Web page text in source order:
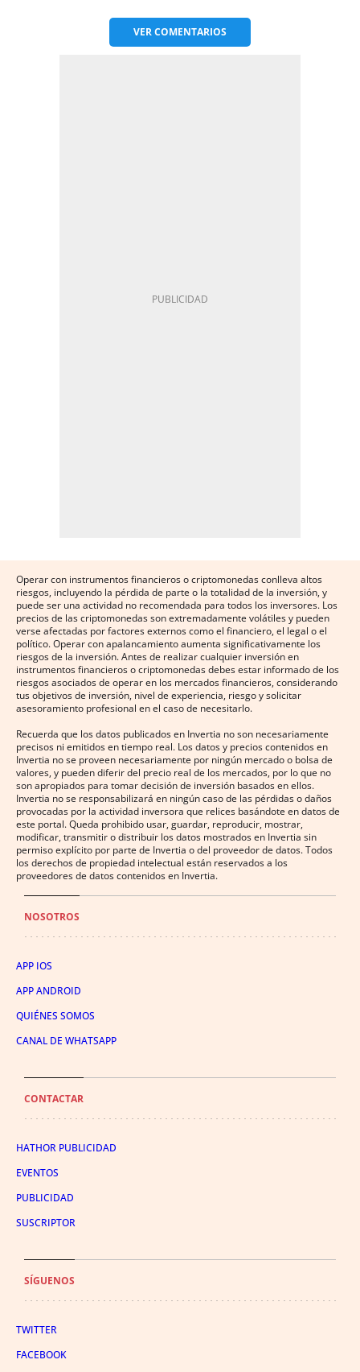
VERCOMENTARIOS
Operar con instrumentos financieros o criptomonedas conlleva altos
riesgos, incluyendo la pérdida de parte o la totalidad de la inversión, y
puede ser una actividad no recomendada para todos los inversores. Los
precios de las criptomonedas son extremadamente volátiles y pueden
verse afectadas por factores externos como el financiero, el legal o el
político. Operar con apalancamiento aumenta significativamente los
riesgos de la inversión. Antes de realizar cualquier inversión en
instrumentos financieros o criptomonedas debes estar informado de los
riesgos asociados de operar en los mercados financieros, considerando
tus objetivos de inversión, nivel de experiencia, riesgo y solicitar
asesoramiento profesional en el caso de necesitarlo.
Recuerda que los datos publicados en Invertia no son necesariamente
precisos ni emitidos en tiempo real. Los datos y precios contenidos en
Invertia no se proveen necesariamente por ningún mercado o bolsa de
valores, y pueden diferir del precio real de los mercados, por lo que no
son apropiados para tomar decisión de inversión basados en ellos.
Invertia no se responsabilizará en ningún caso de las pérdidas o daños
provocadas por la actividad inversora que relices basándote en datos de
este portal. Queda prohibido usar, guardar, reproducir, mostrar,
modificar, transmitir o distribuir los datos mostrados en Invertia sin
permiso explícito por parte de Invertia o del proveedor de datos. Todos
los derechos de propiedad intelectual están reservados a los
proveedores de datos contenidos en Invertia.
NOSOTROS
APP IOS
APP ANDROID
QUIÉNES SOMOS
CANAL DE WHATSAPP
CONTACTAR
HATHOR PUBLICIDAD
EVENTOS
PUBLICIDAD
SUSCRIPTOR
SÍGUENOS
TWITTER
FACEBOOK